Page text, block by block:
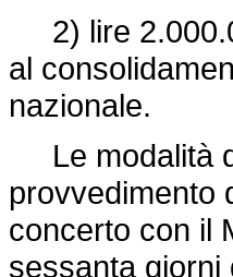
2) lire
al
nazionale.
Le modalità
provvedimento
concerto con il
sessanta giorni